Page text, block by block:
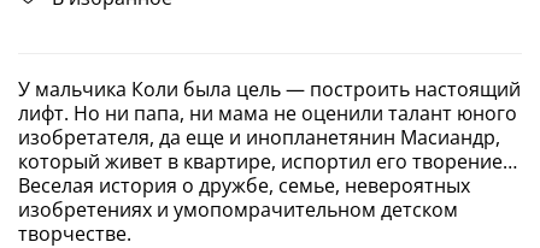
У мальчика Коли была цель — построить настоящий
лифт. Но ни папа, ни мама не оценили талант юного
изобретателя, да еще и инопланетянин Масиандр,
который живет в квартире, испортил его творение…
Веселая история о дружбе, семье, невероятных
изобретениях и умопомрачительном детском
творчестве.